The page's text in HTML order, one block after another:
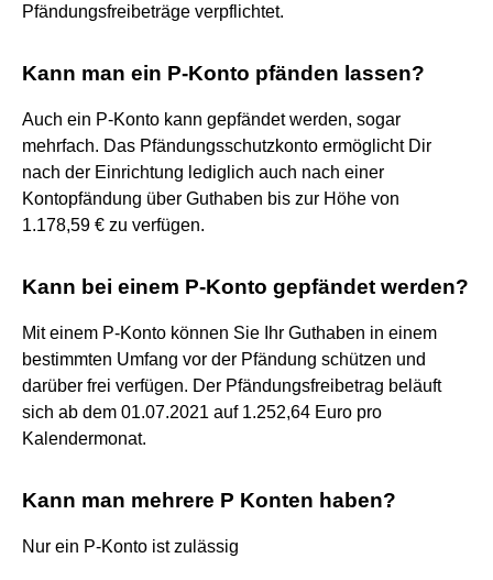
Pfändungsfreibeträge verpflichtet.
Kann man ein P-Konto pfänden lassen?
Auch ein P-Konto kann gepfändet werden, sogar
mehrfach. Das Pfändungsschutzkonto ermöglicht Dir
nach der Einrichtung lediglich auch nach einer
Kontopfändung über Guthaben bis zur Höhe von
1.178,59 € zu verfügen.
Kann bei einem P-Konto gepfändet werden?
Mit einem P-Konto können Sie Ihr Guthaben in einem
bestimmten Umfang vor der Pfändung schützen und
darüber frei verfügen. Der Pfändungsfreibetrag beläuft
sich ab dem 01.07.2021 auf 1.252,64 Euro pro
Kalendermonat.
Kann man mehrere P Konten haben?
Nur ein P-Konto ist zulässig